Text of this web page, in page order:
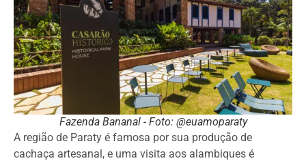
Fazenda Bananal - Foto: @euamoparaty
A região de Paraty é famosa por sua produção de
cachaça artesanal, e uma visita aos alambiques é